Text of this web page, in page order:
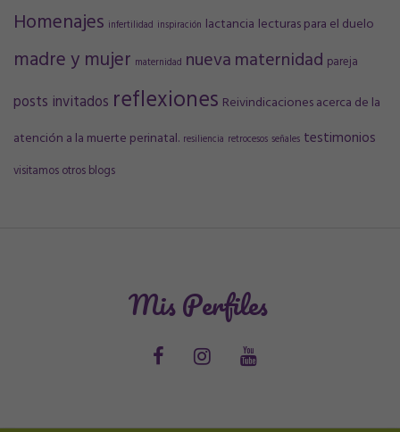
Homenajes infertilidad inspiración lactancia lecturas para el duelo
madre y mujer maternidad nueva maternidad pareja
posts invitados reflexiones Reivindicaciones acerca de la
atención a la muerte perinatal. resiliencia retrocesos señales testimonios
visitamos otros blogs
Mis Perfiles